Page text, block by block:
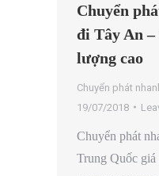
Chuyển
đi Tây An
lượng cao
Chuyển phát
19/07/2018
Chuyển phát
Trung Quốc giá